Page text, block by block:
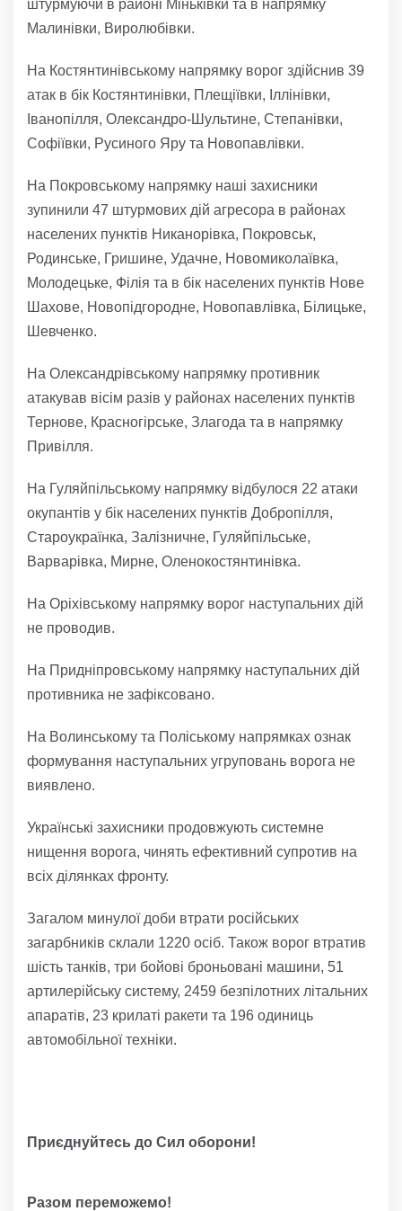
штурмуючи в районі Міньківки та в напрямку
Малинівки, Виролюбівки.
На Костянтинівському напрямку ворог здійснив 39
атак в бік Костянтинівки, Плещіївки, Іллінівки,
Іванопілля, Олександро-Шультине, Степанівки,
Софіївки, Русиного Яру та Новопавлівки.
На Покровському напрямку наші захисники
зупинили 47 штурмових дій агресора в районах
населених пунктів Никанорівка, Покровськ,
Родинське, Гришине, Удачне, Новомиколаївка,
Молодецьке, Філія та в бік населених пунктів Нове
Шахове, Новопідгородне, Новопавлівка, Білицьке,
Шевченко.
На Олександрівському напрямку противник
атакував вісім разів у районах населених пунктів
Тернове, Красногірське, Злагода та в напрямку
Привілля.
На Гуляйпільському напрямку відбулося 22 атаки
окупантів у бік населених пунктів Добропілля,
Староукраїнка, Залізничне, Гуляйпільське,
Варварівка, Мирне, Оленокостянтинівка.
На Оріхівському напрямку ворог наступальних дій
не проводив.
На Придніпровському напрямку наступальних дій
противника не зафіксовано.
На Волинському та Поліському напрямках ознак
формування наступальних угруповань ворога не
виявлено.
Українські захисники продовжують системне
нищення ворога, чинять ефективний супротив на
всіх ділянках фронту.
Загалом минулої доби втрати російських
загарбників склали 1220 осіб. Також ворог втратив
шість танків, три бойові броньовані машини, 51
артилерійську систему, 2459 безпілотних літальних
апаратів, 23 крилаті ракети та 196 одиниць
автомобільної техніки.
Приєднуйтесь до Сил оборони!
Разом переможемо!